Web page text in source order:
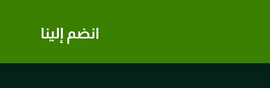
انضم إلينا